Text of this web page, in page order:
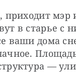
приходит
в старье с
ваши дома
—